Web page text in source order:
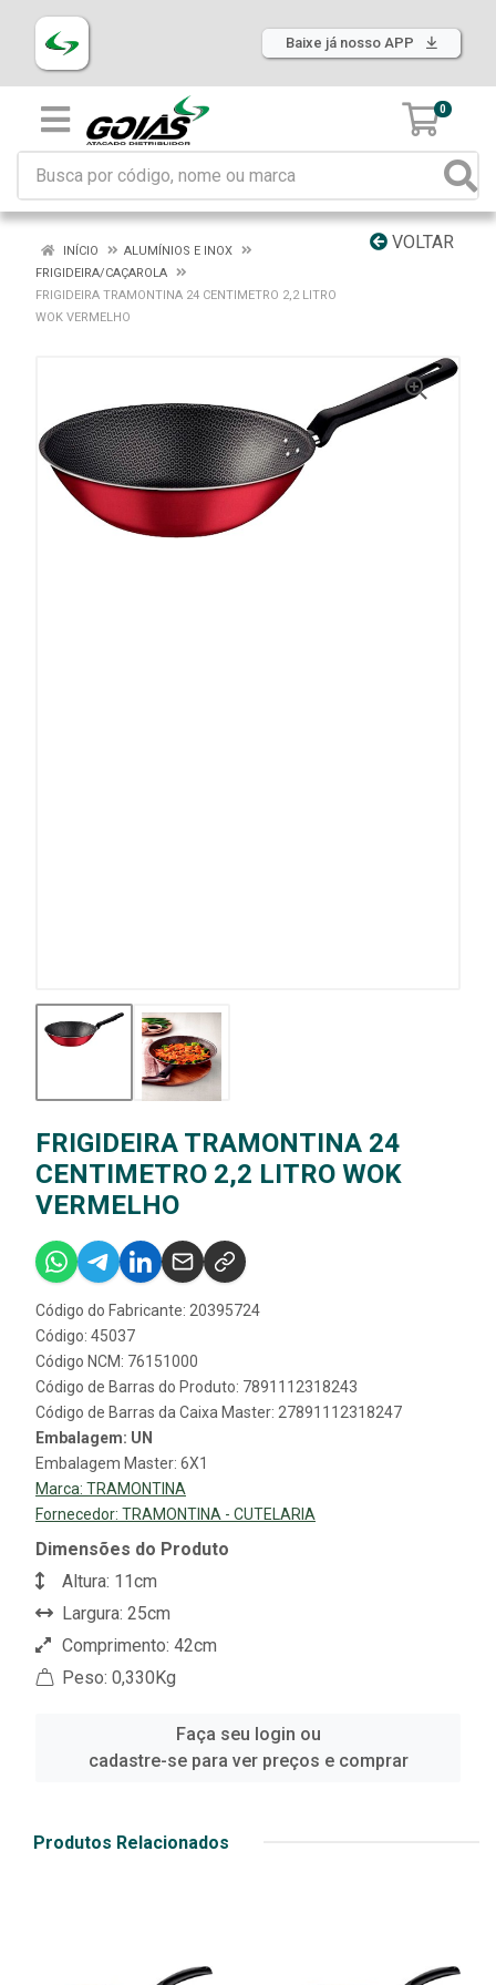
Baixe já nosso APP
0
VOLTAR
INÍCIO
ALUMÍNIOS E INOX
FRIGIDEIRA/CAÇAROLA
FRIGIDEIRA TRAMONTINA 24 CENTIMETRO 2,2 LITRO
WOK VERMELHO
FRIGIDEIRA TRAMONTINA 24
CENTIMETRO 2,2 LITRO WOK
VERMELHO
Código do Fabricante: 20395724
Código: 45037
Código NCM: 76151000
Código de Barras do Produto: 7891112318243
Código de Barras da Caixa Master: 27891112318247
Embalagem: UN
Embalagem Master: 6X1
Marca: TRAMONTINA
Fornecedor: TRAMONTINA - CUTELARIA
Dimensões do Produto
Altura: 11cm
Largura: 25cm
Comprimento: 42cm
Peso: 0,330Kg
Faça seu login ou
cadastre-se para ver preços e comprar
Produtos Relacionados